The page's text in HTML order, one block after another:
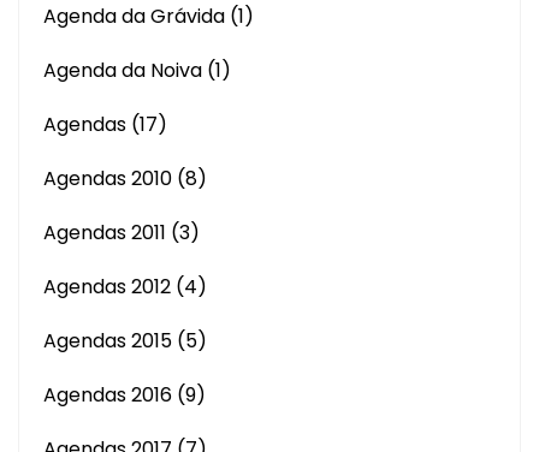
Agenda da Grávida (1)
Agenda da Noiva (1)
Agendas (17)
Agendas 2010 (8)
Agendas 2011 (3)
Agendas 2012 (4)
Agendas 2015 (5)
Agendas 2016 (9)